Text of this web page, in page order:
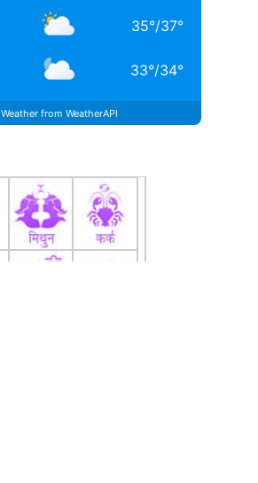
35°/37°
33°/34°
Weather from WeatherAPI